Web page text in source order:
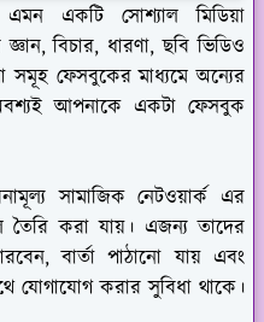
একটি সোশ্যাল মিডিয়া
বিচার, ধারণা, ছবি ভিডিও
সমূহ ফেসবুকের মাধ্যমে অন্যের
আপনাকে একটা ফেসবুক
সামাজিক নেটওয়ার্ক এর
তৈরি করা যায়। এজন্য তাদের
বার্তা পাঠানো যায় এবং
যোগাযোগ করার সুবিধা থাকে।